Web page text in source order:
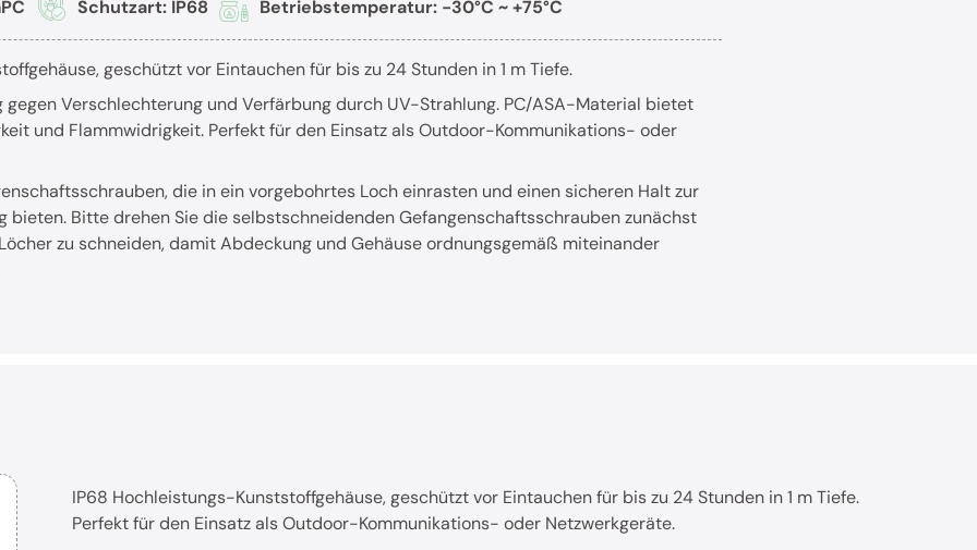
Schutzart: IP68 Betriebstemperatur: -30°C ~ +75°C
geschützt vor Eintauchen für bis zu 24 Stunden in 1 m Tiefe.
Verschlechterung und Verfärbung durch UV-Strahlung. PC/ASA-Material bietet
und Flammwidrigkeit. Perfekt für den Einsatz als Outdoor-Kommunikations- oder
die in ein vorgebohrtes Loch einrasten und einen sicheren Halt zur
bieten. Bitte drehen Sie die selbstschneidenden Gefangenschaftsschrauben zunächst
zu schneiden, damit Abdeckung und Gehäuse ordnungsgemäß miteinander
IP68 Hochleistungs-Kunststoffgehäuse, geschützt vor Eintauchen für bis zu 24 Stunden in 1 m Tiefe.
Perfekt für den Einsatz als Outdoor-Kommunikations- oder Netzwerkgeräte.